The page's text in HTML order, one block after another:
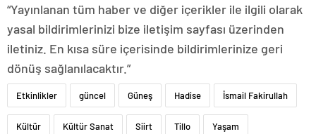
“Yayınlanan tüm haber ve diğer içerikler ile ilgili olarak
yasal bildirimlerinizi bize iletişim sayfası üzerinden
iletiniz. En kısa süre içerisinde bildirimlerinize geri
dönüş sağlanılacaktır.”
Etkinlikler güncel Güneş Hadise İsmail Fakirullah
Kültür Kültür Sanat Siirt Tillo Yaşam